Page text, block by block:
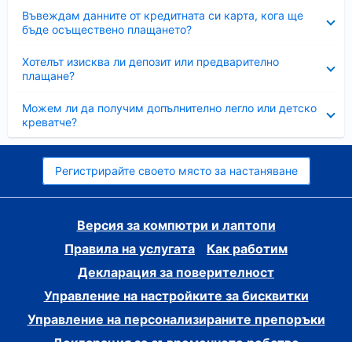
Въвеждам данните от кредитната си карта, кога ще
бъде осъществено плащането?
Хотелът изисква ли депозит или предварително
плащане?
Можем ли да получим допълнително легло или детско
креватче?
Регистрирайте своето място за настаняване
Версия за компютри и лаптопи
Правила на услугата
Как работим
Декларация за поверителност
Управление на настройките за бисквитки
Управление на персонализираните препоръки